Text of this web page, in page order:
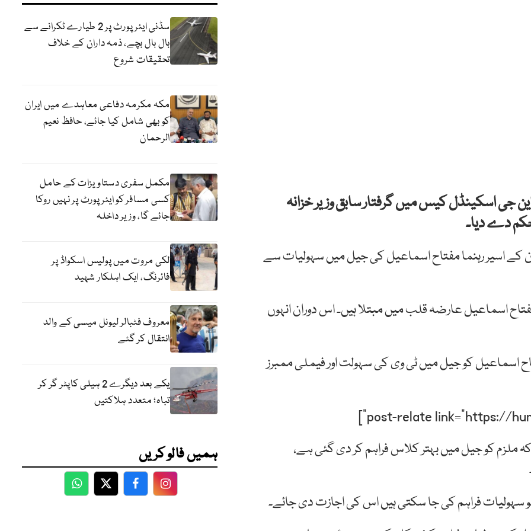
جی اسکینڈل کیس میں گرفتار سابق وزیر خزانہ
دے دیا۔
اسیر رہنما مفتاح اسماعیل کی جیل میں سہولیات سے
اسماعیل عارضہ قلب میں مبتلا ہیں۔ اس دوران انہوں
اسماعیل کو جیل میں ٹی وی کی سہولت اور فیملی ممبرز
ملزم کو جیل میں بہتر کلاس فراہم کر دی گئی ہے،
سہولیات فراہم کی جا سکتی ہیں اس کی اجازت دی جائے۔
سڈنی ایئرپورٹ پر 2 طیارے ٹکرانے سے
بال بال بچے، ذمہ داران کے خلاف
تحقیقات شروع
مکہ مکرمہ دفاعی معاہدے میں ایران
کو بھی شامل کیا جائے، حافظ نعیم
الرحمان
مکمل سفری دستاویزات کے حامل
کسی مسافر کو ایئرپورٹ پر نہیں روکا
جائے گا، وزیر داخلہ
لکی مروت میں پولیس اسکواڈ پر
فائرنگ، ایک اہلکار شہید
معروف فٹبالر لیونل میسی کے والد
انتقال کر گئے
یکے بعد دیگرے 2 ہیلی کاپٹر گر کر
تباہ؛ متعدد ہلاکتیں
ہمیں فالو کریں
WhatsApp
TwitterFacebookFacebook